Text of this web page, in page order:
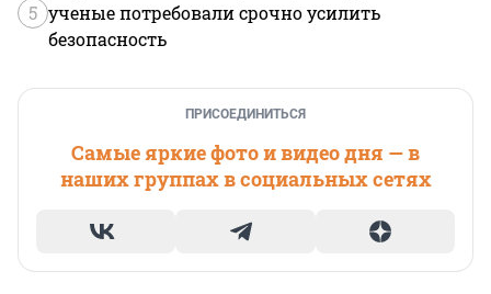
5 ученые потребовали срочно усилить
безопасность
ПРИСОЕДИНИТЬСЯ
Самые яркие фото и видео дня — в
наших группах в социальных сетях